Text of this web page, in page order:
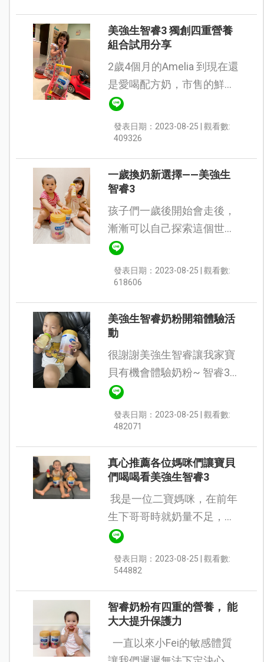
美強生智睿3 獨創四重營養
組合試用分享
2歲4個月的Amelia 到現在還
是愛喝配方奶，市售的鮮奶
反而不喝，為了守護寶貝的
健康，我會試不同品牌的配
方奶來讓她喝，這次選了大
特別...
發表日期：2023-08-25 | 觀看數:
409326
一歲換奶新選擇——美強生
智睿3
孩子們一歲後開始會走後，
漸漸可以自己探索這個世界
了 可以帶去公園、親子館等
等跟媽媽到處趴趴走 這時候
就考驗寶寶的自我保護力！
發表日期：2023-08-25 | 觀看數:
618606
美強生智睿奶粉開箱體驗活
動
很謝謝美強生智睿讓我家寶
貝有機會體驗奶粉~ 智睿3
含有豐富的DHA營養素，加
上父母的陪伴，讓孩子勇於
探索世界，我很在意這個成
有奶...
發表日期：2023-08-25 | 觀看數:
482071
真心推薦各位媽咪們讓寶貝
們喝喝看美強生智睿3
我是一位二寶媽咪，在前年
生下哥哥時就奶量不足，母
奶有一餐沒一餐的餵哺，當
時的我真的很無助.......相信
很多新手媽媽都跟我一樣，
來，...
發表日期：2023-08-25 | 觀看數:
544882
智睿奶粉有四重的營養， 能
大大提升保護力